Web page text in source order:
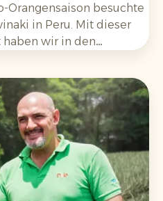
Orangensaison besuchte
in Peru. Mit dieser
haben wir in den
die kommenden